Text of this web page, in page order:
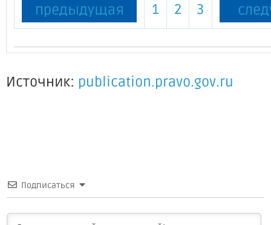
предыдущая 1 2 3
Источник: publication.pravo.gov.ru
Подписаться